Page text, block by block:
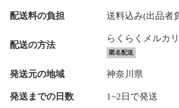
配送料の負担 送料込み(出品者
配送の方法
らくらくメルカ
匿名配送
発送元の地域 神奈川県
発送までの日数 1~2日で発送